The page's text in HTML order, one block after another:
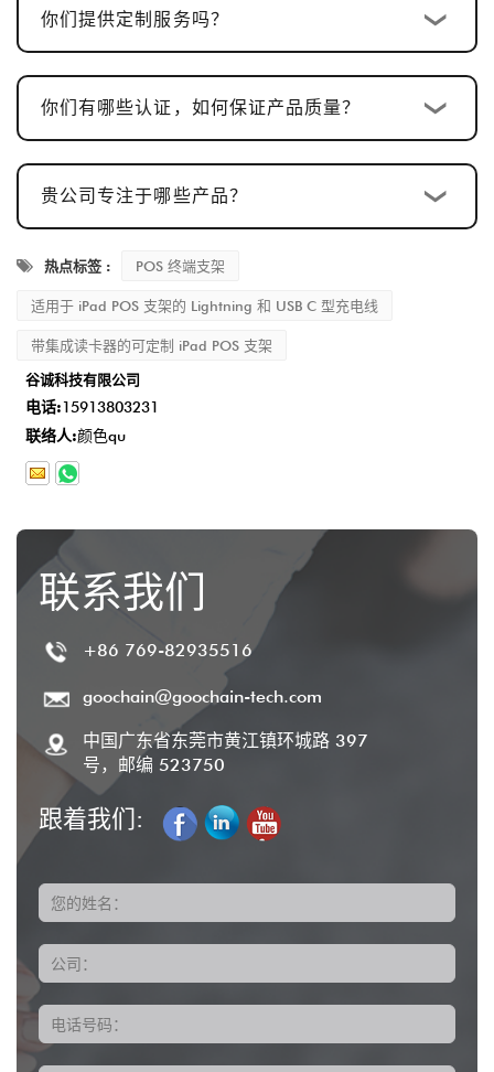
发货及售后服务：生产完成后，交货时间通常为
2-5 个工作日，并且我们提供完善的售后服务，
以确保客户满意。
你们提供定制服务吗？
你们有哪些认证，如何保证产品质量？
贵公司专注于哪些产品？
热点标签 : POS 终端支架
适用于 iPad POS 支架的 Lightning 和 USB C 型充电线
带集成读卡器的可定制 iPad POS 支架
谷诚科技有限公司
电话:15913803231
联络人:颜色qu
联系我们
+86 769-82935516
goochain@goochain-tech.com
中国广东省东莞市黄江镇环城路 397
号，邮编 523750
跟着我们:
您的姓名：
公司：
电话号码：